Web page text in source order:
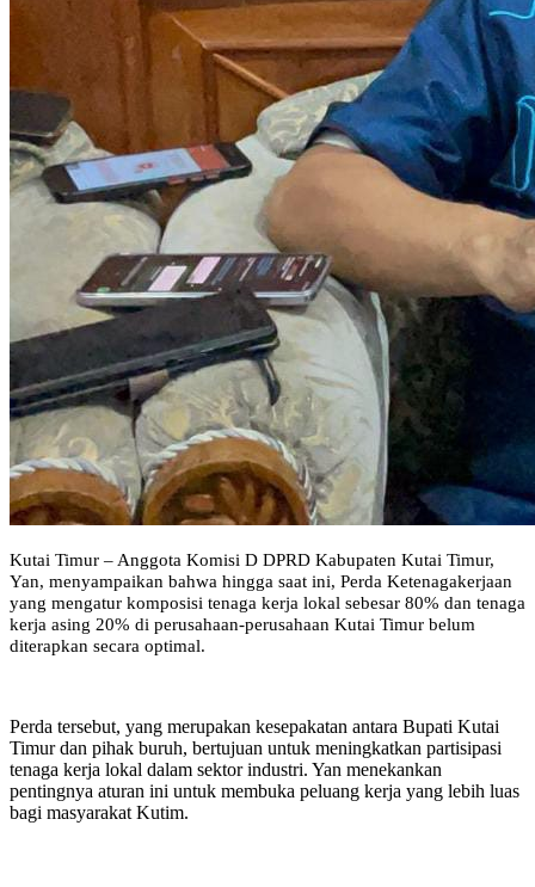
Kutai Timur – Anggota Komisi D DPRD Kabupaten Kutai Timur,
Yan, menyampaikan bahwa hingga saat ini, Perda Ketenagakerjaan
yang mengatur komposisi tenaga kerja lokal sebesar 80% dan tenaga
kerja asing 20% di perusahaan-perusahaan Kutai Timur belum
diterapkan secara optimal.
Perda tersebut, yang merupakan kesepakatan antara Bupati Kutai
Timur dan pihak buruh, bertujuan untuk meningkatkan partisipasi
tenaga kerja lokal dalam sektor industri. Yan menekankan
pentingnya aturan ini untuk membuka peluang kerja yang lebih luas
bagi masyarakat Kutim.